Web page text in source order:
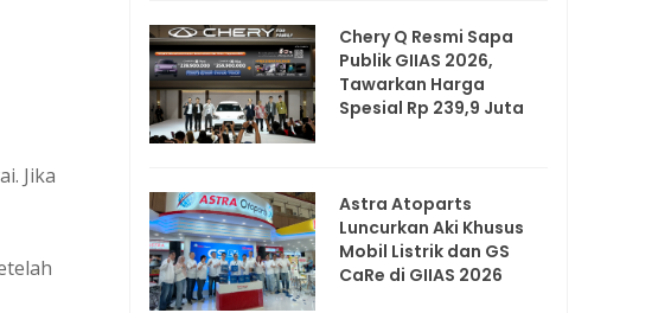
Jika
Chery Q Resmi Sapa
Publik GIIAS 2026,
Tawarkan Harga
Spesial Rp 239,9 Juta
Astra Atoparts
Luncurkan Aki Khusus
Mobil Listrik dan GS
CaRe di GIIAS 2026